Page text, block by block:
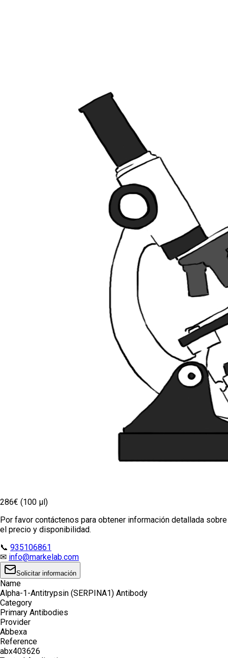
286€ (100 µl)
Por favor contáctenos para obtener información detallada sobre
el precio y disponibilidad.
📞 935106861
✉ info@markelab.com
Solicitar información
Name
Alpha-1-Antitrypsin (SERPINA1) Antibody
Category
Primary Antibodies
Provider
Abbexa
Reference
abx403626